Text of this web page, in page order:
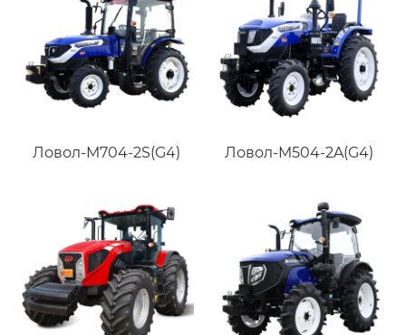
Ловол-M704-2S(G4) Ловол-M504-2A(G4)